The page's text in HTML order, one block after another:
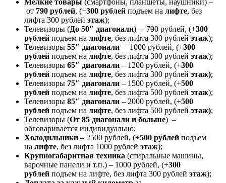
от 790 рублей, (+300 рублей подъем на лифте, без
лифта 300 рублей этаж);
Телевизоры (До 50″ диагонали) – 790 рублей, (+300
рублей подъем на лифте, без лифта 300 рублей этаж);
Телевизоры 55″ диагонали – 1000 рублей, (+300
рублей подъем на лифте, без лифта 300 рублей этаж);
Телевизоры 65″ диагонали – 1200 рублей, (+300
рублей подъем на лифте, без лифта 300 рублей этаж);
Телевизоры 75″ диагонали – 1500 рублей, (+500
рублей подъем на лифте, без лифта 500 рублей этаж);
Телевизоры 85″ диагонали – 2000 рублей, (+500
рублей подъем на лифте, без лифта 500 рублей этаж);
Телевизоры (От 85 диагонали и больше) –
обговаривается индивидуально;
Холодильники – 2500 рублей, (+500 рублей подъем
на лифте, без лифта 1000 рублей этаж);
Крупногабаритная техника (стиральные машины,
варочные панели и т.п.) – 1000 рублей, (+300
рублей подъем на лифте, без лифта 300 рублей этаж);